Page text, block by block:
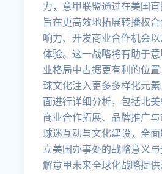
力，意甲联盟通过在美国直
旨在更高效地拓展转播权
响力、开发商业合作机会
体验。这一战略将有助于
业格局中占据更有利的位
球文化注入更多多样化元
面进行详细分析，包括北美
商业合作拓展、品牌推广
球迷互动与文化建设，全
立美国办事处的战略意义
解意甲未来全球化战略提供